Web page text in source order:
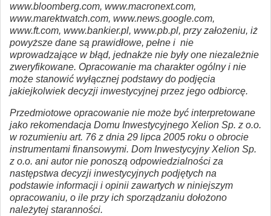
www.bloomberg.com, www.macronext.com,
www.marektwatch.com, www.news.google.com,
www.ft.com, www.bankier.pl, www.pb.pl, przy założeniu, iż
powyższe dane są prawidłowe, pełne i nie
wprowadzające w błąd, jednakże nie były one niezależnie
zweryfikowane. Opracowanie ma charakter ogólny i nie
może stanowić wyłącznej podstawy do podjęcia
jakiejkolwiek decyzji inwestycyjnej przez jego odbiorcę.
Przedmiotowe opracowanie nie może być interpretowane
jako rekomendacja Domu Inwestycyjnego Xelion Sp. z o.o.
w rozumieniu art. 76 z dnia 29 lipca 2005 roku o obrocie
instrumentami finansowymi. Dom Inwestycyjny Xelion Sp.
z o.o. ani autor nie ponoszą odpowiedzialności za
następstwa decyzji inwestycyjnych podjętych na
podstawie informacji i opinii zawartych w niniejszym
opracowaniu, o ile przy ich sporządzaniu dołożono
należytej staranności.